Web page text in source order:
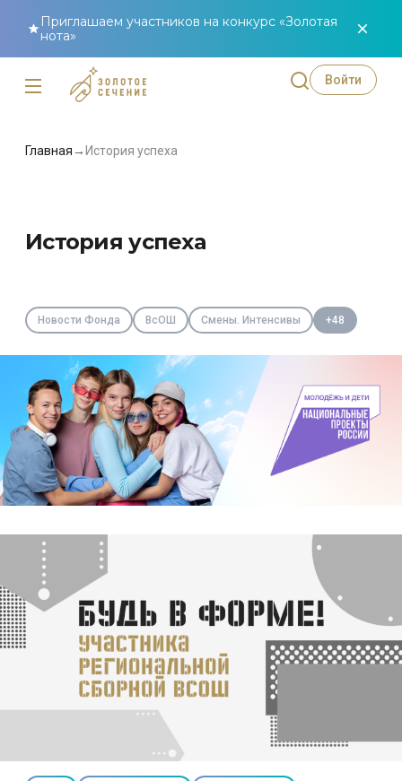
Приглашаем участников на конкурс «Золотая
нота»
Войти
Главная → История успеха
История успеха
Новости Фонда ВсОШ Смены. Интенсивы +48